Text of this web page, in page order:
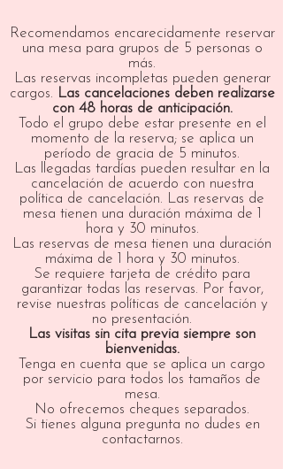
Recomendamos encarecidamente reservar
una mesa para grupos de 5 personas o
más.
Las reservas incompletas pueden generar
cargos. Las cancelaciones deben realizarse
con 48 horas de anticipación.
Todo el grupo debe estar presente en el
momento de la reserva; se aplica un
período de gracia de 5 minutos.
Las llegadas tardías pueden resultar en la
cancelación de acuerdo con nuestra
política de cancelación. Las reservas de
mesa tienen una duración máxima de 1
hora y 30 minutos.
Las reservas de mesa tienen una duración
máxima de 1 hora y 30 minutos.
Se requiere tarjeta de crédito para
garantizar todas las reservas. Por favor,
revise nuestras políticas de cancelación y
no presentación.
Las visitas sin cita previa siempre son
bienvenidas.
Tenga en cuenta que se aplica un cargo
por servicio para todos los tamaños de
mesa.
No ofrecemos cheques separados.
Si tienes alguna pregunta no dudes en
contactarnos.